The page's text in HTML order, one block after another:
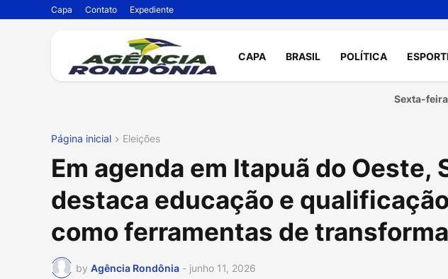
Capa Contato Expediente
CAPA BRASIL POLÍTICA
Sexta-
Página inicial Eleições
Em agenda em Itapuã do Oeste,
destaca educação e
como ferramentas de
by Agência Rondônia - junho 11, 2026